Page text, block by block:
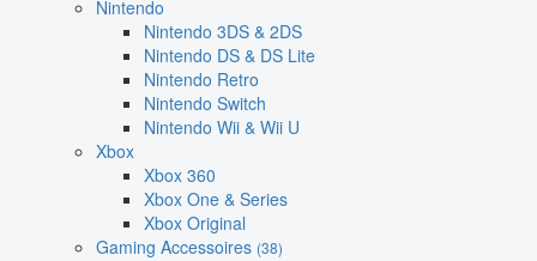
Nintendo
Nintendo 3DS & 2DS
Nintendo DS & DS Lite
Nintendo Retro
Nintendo Switch
Nintendo Wii & Wii U
Xbox
Xbox 360
Xbox One & Series
Xbox Original
Gaming Accessoires (38)